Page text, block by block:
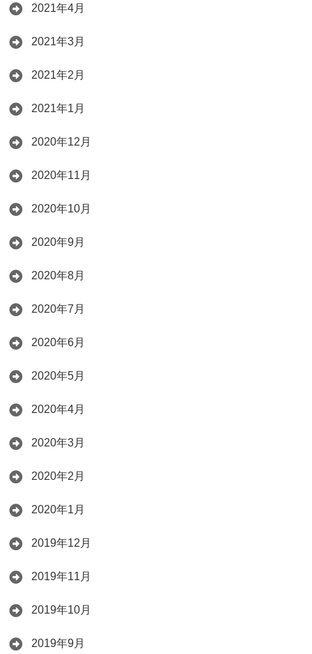
2021年4月
2021年3月
2021年2月
2021年1月
2020年12月
2020年11月
2020年10月
2020年9月
2020年8月
2020年7月
2020年6月
2020年5月
2020年4月
2020年3月
2020年2月
2020年1月
2019年12月
2019年11月
2019年10月
2019年9月